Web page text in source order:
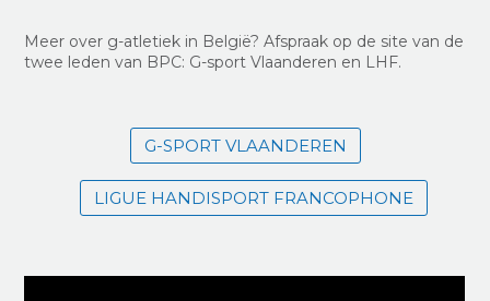
Meer over g-atletiek in België? Afspraak op de site van de
twee leden van BPC: G-sport Vlaanderen en LHF.
G-SPORT VLAANDEREN
LIGUE HANDISPORT FRANCOPHONE